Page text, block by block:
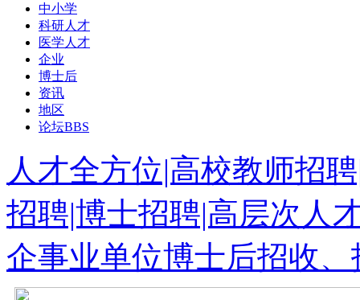
中小学
科研人才
医学人才
企业
博士后
资讯
地区
论坛BBS
人才全方位|高校教师招
招聘|博士招聘|高层次人
企事业单位博士后招收、